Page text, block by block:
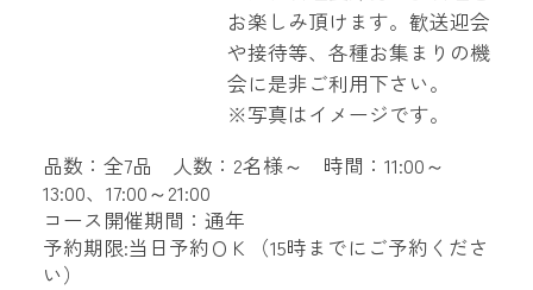
お楽しみ頂けます。歓送迎会
や接待等、各種お集まりの機
会に是非ご利用下さい。
※写真はイメージです。
品数：全7品 人数：2名様～ 時間：11:00～
13:00、17:00～21:00
コース開催期間：通年
予約期限:当日予約ＯＫ（15時までにご予約くださ
い）